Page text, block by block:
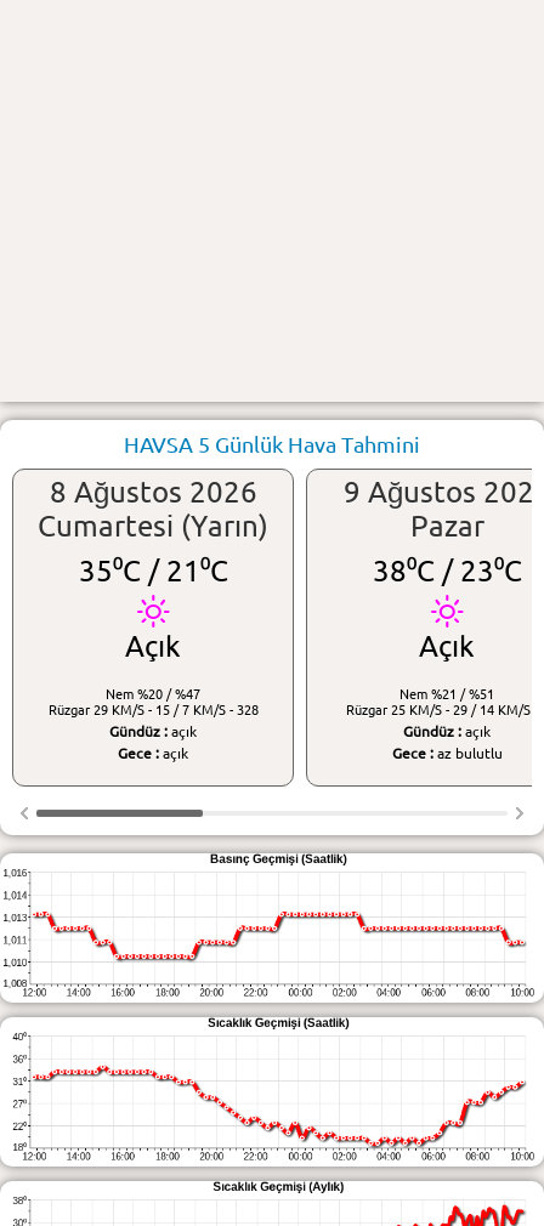
HAVSA 5 Günlük Hava Tahmini
8 Ağustos 2026
Cumartesi (Yarın)
35⁰C /21⁰C
Açık
Nem %20 / %47
Rüzgar 29 KM/S - 15 / 7 KM/S - 328
Gündüz : açık
Gece : açık
9 Ağustos
Pazar
38⁰C /23⁰C
Açık
Nem %21 / %51
Rüzgar 25 KM/S - 29 / 14 KM/S -
Gündüz : açık
Gece :az bulutlu